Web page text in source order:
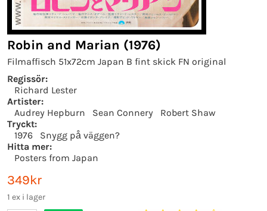
Robin and Marian (1976)
Filmaffisch 51x72cm Japan B fint skick FN original
Regissör:
Richard Lester
Artister:
Audrey Hepburn
Sean Connery
Robert Shaw
Tryckt:
1976
Snygg på väggen?
Hitta mer:
Posters from Japan
349kr
1 ex i lager